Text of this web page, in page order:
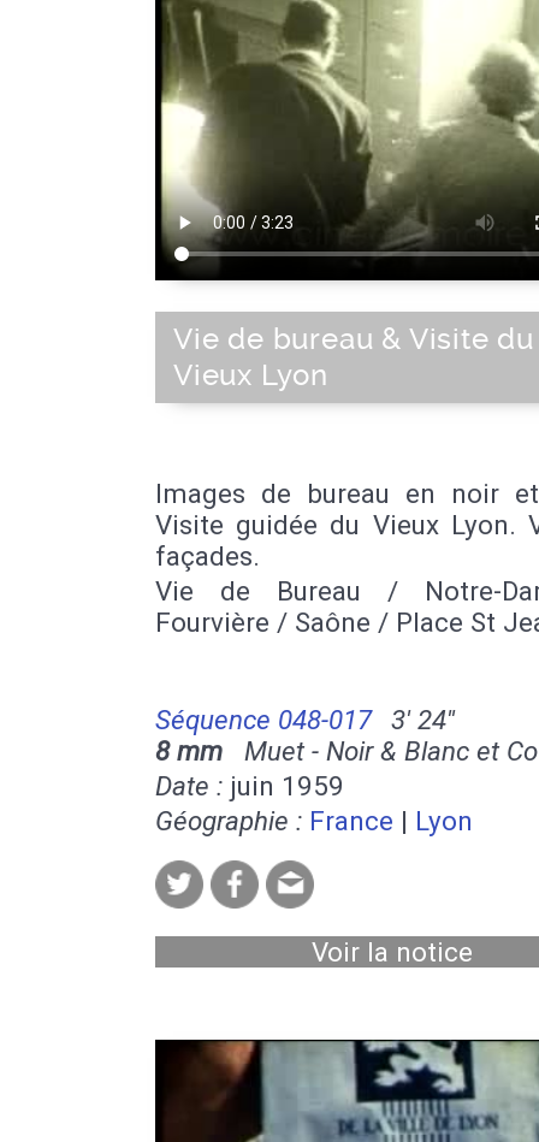
Vie de bureau & Visite du
Vieux Lyon
Images de bureau en noir
Visite guidée du Vieux Lyon.
façades.
Vie de Bureau / Notre-
Fourvière / Saône / Place St
Séquence 048-017
3' 24''
8 mm Muet - Noir & Blanc et
Date : juin 1959
Géographie : France | Lyon
Voir la notice